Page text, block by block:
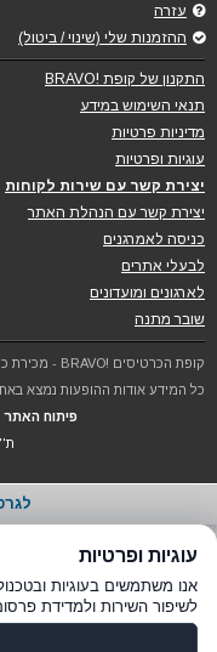
עזרה
ההזמנות שלי (שינוי / ביטול)
התקנון של קופת !BRAVO
תנאי השימוש במידע
מדיניות פרטיות
עוגיות ופרטיות
יצירת קשר עם שירות לקוחות
יצירת קשר עם הנהלת האתר
כניסה לאמרגנים
לבעלי אתרים
לארגונים ומועדונים
שובר מתנה
קופת הכרטיסים !BRAVO - מכירת כרטיסים להופעות והצגות © 2005-2026
כל המידע אודות ההופעות נמצא
פיתוח האתר
ת''ד 242
עוגיות ופרטיות
אנו משתמשים בעוגיות
לשיפור השירות ולמדידת